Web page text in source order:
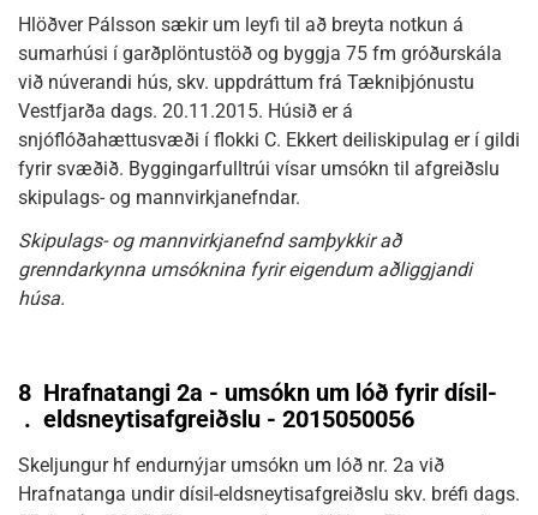
Hlöðver Pálsson sækir um leyfi til að breyta notkun á
sumarhúsi í garðplöntustöð og byggja 75 fm gróðurskála
við núverandi hús, skv. uppdráttum frá Tækniþjónustu
Vestfjarða dags. 20.11.2015. Húsið er á
snjóflóðahættusvæði í flokki C. Ekkert deiliskipulag er í gildi
fyrir svæðið. Byggingarfulltrúi vísar umsókn til afgreiðslu
skipulags- og mannvirkjanefndar.
Skipulags- og mannvirkjanefnd samþykkir að
grenndarkynna umsóknina fyrir eigendum aðliggjandi
húsa.
8
.
Hrafnatangi 2a - umsókn um lóð fyrir dísil-
eldsneytisafgreiðslu - 2015050056
Skeljungur hf endurnýjar umsókn um lóð nr. 2a við
Hrafnatanga undir dísil-eldsneytisafgreiðslu skv. bréfi dags.